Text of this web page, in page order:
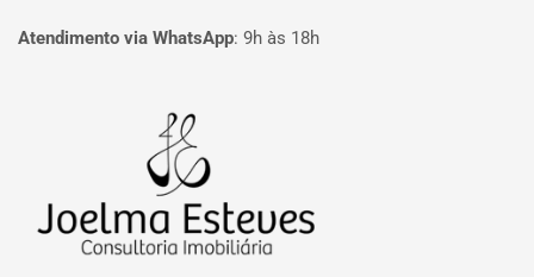
Atendimento via WhatsApp: 9h às 18h